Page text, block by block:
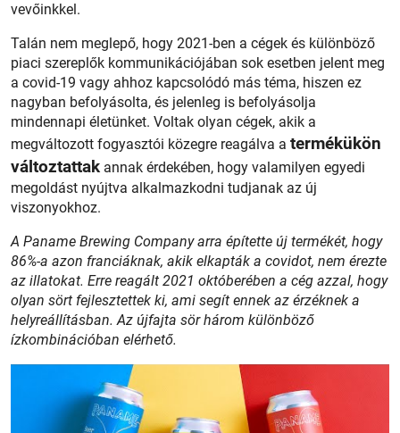
vevőinkkel.
Talán nem meglepő, hogy 2021-ben a cégek és különböző
piaci szereplők kommunikációjában sok esetben jelent meg
a covid-19 vagy ahhoz kapcsolódó más téma, hiszen ez
nagyban befolyásolta, és jelenleg is befolyásolja
mindennapi életünket. Voltak olyan cégek, akik a
megváltozott fogyasztói közegre reagálva a termékükön
változtattak annak érdekében, hogy valamilyen egyedi
megoldást nyújtva alkalmazkodni tudjanak az új
viszonyokhoz.
A Paname Brewing Company arra építette új termékét, hogy
86%-a azon franciáknak, akik elkapták a covidot, nem érezte
az illatokat. Erre reagált 2021 októberében a cég azzal, hogy
olyan sört fejlesztettek ki, ami segít ennek az érzéknek a
helyreállításban. Az újfajta sör három különböző
ízkombinációban elérhető.